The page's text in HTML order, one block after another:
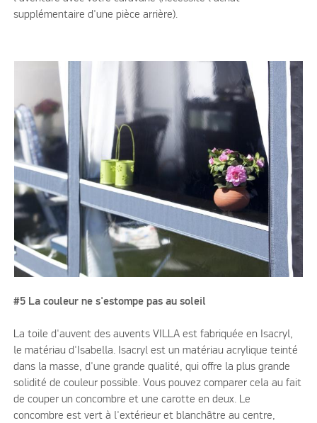
supplémentaire d'une pièce arrière).
#5 La couleur ne s'estompe pas au soleil
La toile d'auvent des auvents VILLA est fabriquée en Isacryl,
le matériau d'Isabella. Isacryl est un matériau acrylique teinté
dans la masse, d'une grande qualité, qui offre la plus grande
solidité de couleur possible. Vous pouvez comparer cela au fait
de couper un concombre et une carotte en deux. Le
concombre est vert à l'extérieur et blanchâtre au centre,